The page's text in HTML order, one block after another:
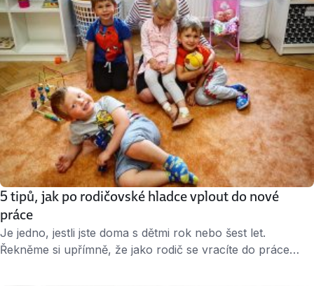
5 tipů, jak po rodičovské hladce vplout do nové
práce
Je jedno, jestli jste doma s dětmi rok nebo šest let.
Řekněme si upřímně, že jako rodič se vracíte do práce